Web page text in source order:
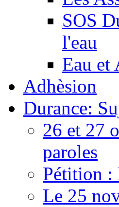
SOS
l'eau
Eau et
Adhèsion
Durance:
26 et 27
paroles
Pétition :
Le 25